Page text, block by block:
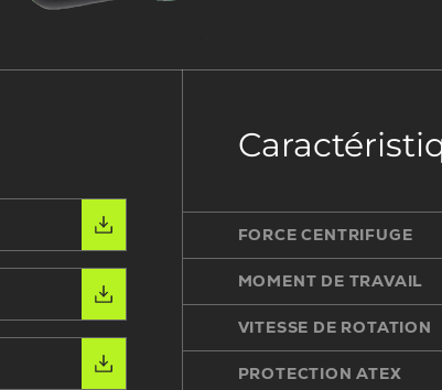
FORCE CENTRIFUGE
MOMENT DE TRAVAIL
VITESSE DE ROTATION
PROTECTION ATEX